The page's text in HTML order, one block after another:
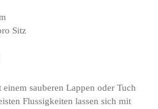
Sitz
sauberen Lappen oder Tuch
Flussigkeiten lassen sich mit